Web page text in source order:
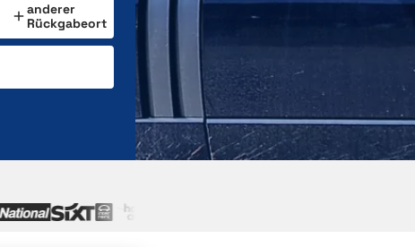
anderer
Rückgabeort